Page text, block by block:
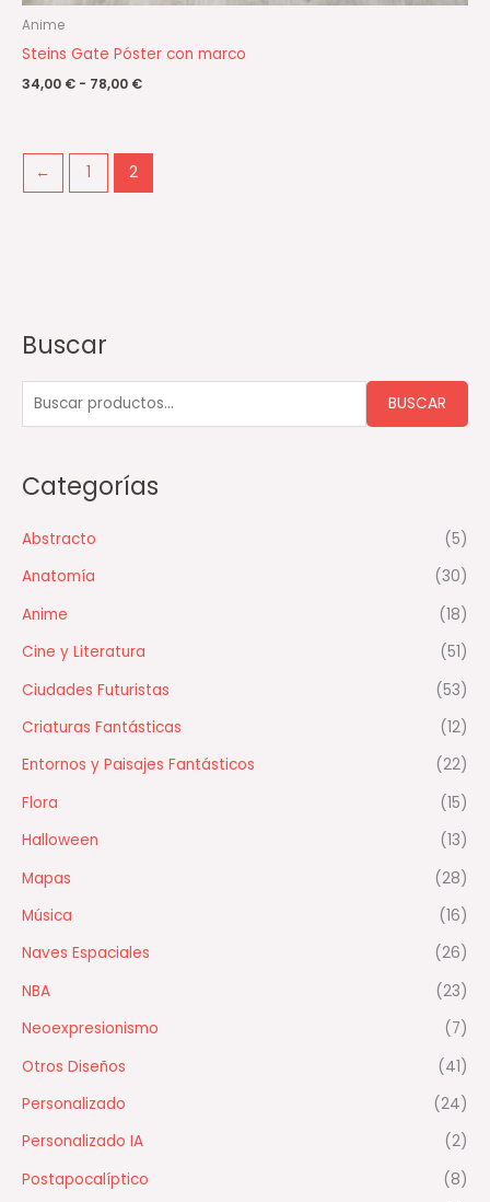
Buscar
B
c
r
o
r
BUSCAR
Categorías
Abstracto
(5)
Anatomía
(30)
Anime
(18)
Cine y Literatura
(51)
Ciudades Futuristas
(53)
Criaturas Fantásticas
(12)
Entornos y Paisajes Fantásticos
(22)
Flora
(15)
Halloween
(13)
Mapas
(28)
Música
(16)
Naves Espaciales
(26)
NBA
(23)
Neoexpresionismo
(7)
Otros Diseños
(41)
Personalizado
(24)
Personalizado IA
(2)
Postapocalíptico
(8)
Anime
Steins Gate Póster con marco
34,00 € - 78,00 €
← 1 2